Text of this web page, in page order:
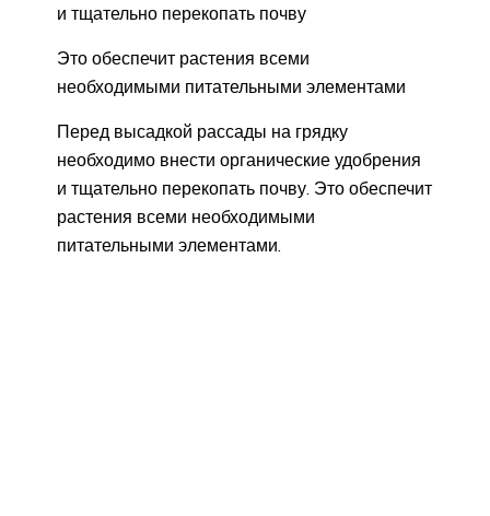
и тщательно перекопать почву
Это обеспечит растения всеми
необходимыми питательными элементами
Перед высадкой рассады на грядку
необходимо внести органические удобрения
и тщательно перекопать почву. Это обеспечит
растения всеми необходимыми
питательными элементами.